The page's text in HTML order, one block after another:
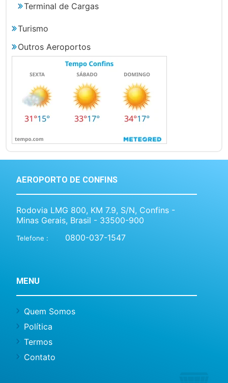
Terminal de Cargas
Turismo
Outros Aeroportos
AEROPORTO DE CONFINS
Rodovia LMG 800, KM 7.9, S/N, Confins -
Minas Gerais, Brasil - 33500-900
Telefone : 0800-037-1547
MENU
Quem Somos
Política
Termos
Contato